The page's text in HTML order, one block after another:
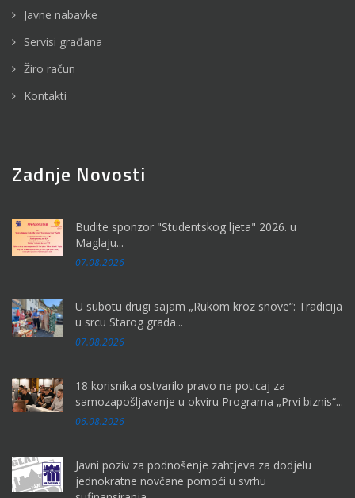
Javne nabavke
Servisi građana
Žiro račun
Kontakti
Zadnje Novosti
Budite sponzor "Studentskog ljeta" 2026. u
Maglaju...
07.08.2026
U subotu drugi sajam „Rukom kroz snove“: Tradicija
u srcu Starog grada...
07.08.2026
18 korisnika ostvarilo pravo na poticaj za
samozapošljavanje u okviru Programa „Prvi biznis“...
06.08.2026
Javni poziv za podnošenje zahtjeva za dodjelu
jednokratne novčane pomoći u svrhu